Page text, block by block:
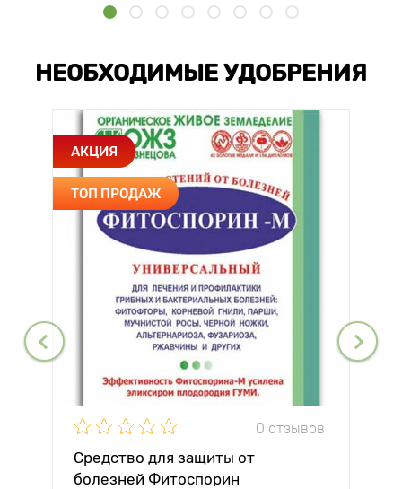
НЕОБХОДИМЫЕ УДОБРЕНИЯ
АКЦИЯ
ТОП ПРОДАЖ
0 отзывов
Средство для защиты от
болезней Фитоспорин